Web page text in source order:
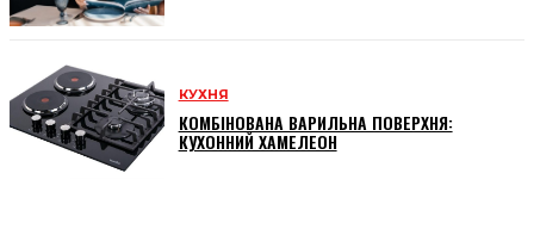
КУХНЯ
КОМБІНОВАНА ВАРИЛЬНА ПОВЕРХНЯ:
КУХОННИЙ ХАМЕЛЕОН